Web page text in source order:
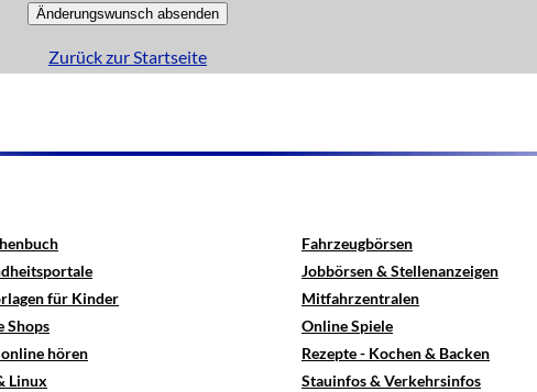
Zurück zur Startseite
Fahrzeugbörsen
Jobbörsen & Stellenanzeigen
für Kinder
Mitfahrzentralen
Shops
Online Spiele
hören
Rezepte - Kochen & Backen
Linux
Stauinfos & Verkehrsinfos